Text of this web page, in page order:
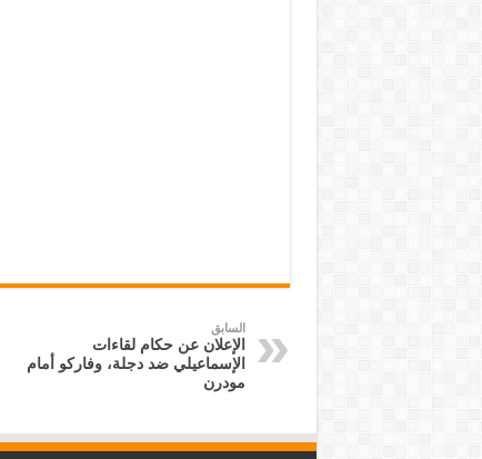
السابق
الإعلان عن حكام لقاءات
الإسماعيلي ضد دجلة، وفاركو أمام
مودرن